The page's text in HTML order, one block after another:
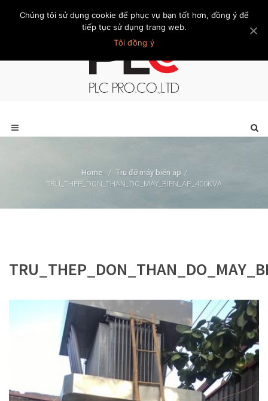
Trang chủ Giới thiệu Khách hàng Liên hệ Thành viên
Home / Trụ đỡ máy biến áp /
TRU_THEP_DON_THAN_DO_MAY_BIEN_AP_400KVA
Chúng tôi sử dụng cookie để phục vụ bạn tốt hơn, đồng ý để
tiếp tục sử dụng trang web.
Tôi đồng ý